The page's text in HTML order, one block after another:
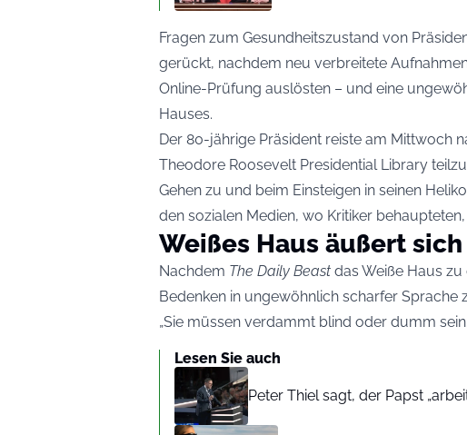
Fragen zum Gesundheitszustand von
gerückt, nachdem neu verbreitete
Online-Prüfung auslösten – und eine
Hauses.
Der 80-jährige Präsident reiste am Mittwoch
Theodore Roosevelt Presidential Library
Gehen zu und beim Einsteigen in seinen
den sozialen Medien, wo Kritiker
Weißes Haus äußert
Nachdem The Daily Beast das Weiße Haus
Bedenken in ungewöhnlich scharfer Sprache
„Sie müssen verdammt blind oder dumm
Lesen Sie auch
Peter Thiel sagt, der Papst